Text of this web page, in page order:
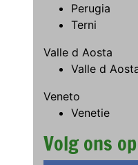
Perugia
Terni
Valle d Aosta
Valle d
Veneto
Venetie
Volg ons